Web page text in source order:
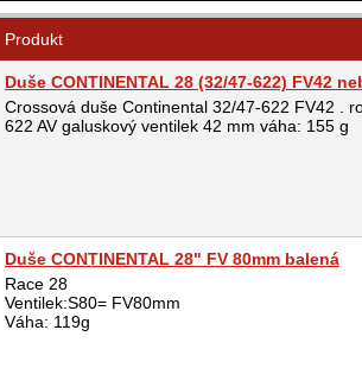
Produkt
Duše CONTINENTAL 28 (32/47-622) FV42
Crossová duše Continental 32/47-622 FV42 .
622 AV galuskový ventilek 42 mm váha: 155 g
Duše CONTINENTAL 28" FV 80mm balená
Race 28
Ventilek:S80= FV80mm
Váha: 119g